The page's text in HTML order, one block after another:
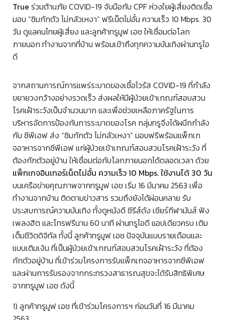
True ร่วมต้านภัย COVID-19 จับมือกับ CPF ห่วงใยผู้เสี่ยงติดเชื้อ
มอบ “ซิมกักตัว ไม่กลัวเหงา” ฟรีเน็ตไม่อั้น ความเร็ว 10 Mbps. 30
วัน ดูแลคนไทยผู้เสี่ยง และลูกค้าทรูมูฟ เอช ให้เชื่อมต่อโลก
ภายนอก ทำงานจากที่บ้าน พร้อมเข้าถึงทุกความบันเทิงผ่านทรูไอ
ดี
จากสถานการณ์การแพร่ระบาดของเชื้อไวรัส COVID-19 ที่กำลัง
ขยายวงกว้างอย่างรวดเร็ว ส่งผลให้มีผู้ป่วยเข้าเกณฑ์สอบสวน
โรคเฝ้าระวังเป็นจำนวนมาก และเพื่อช่วยเหลือภาครัฐในการ
บริหารจัดการป้องกันการระบาดของโรค กลุ่มทรูจึงได้ผนึกกำลัง
กับ ซีพีเอฟ ส่ง “ซิมกักตัว ไม่กลัวเหงา” มอบฟรีพร้อมแพ็กเก
จอาหารจากซีพีเอฟ แก่ผู้ป่วยเข้าเกณฑ์สอบสวนโรคเฝ้าระวัง ที่
ต้องกักตัวอยู่บ้าน ให้เชื่อมต่อกับโลกภายนอกได้ตลอดเวลา ด้วย
แพ็กเกจอินเทอร์เน็ตไม่อั้น ความเร็ว 10 Mbps. ใช้งานได้ 30 วัน
บนเครือข่ายคุณภาพจากทรูมูฟ เอช เริ่ม 16 มีนาคม 2563 เพื่อ
ทำงานจากบ้าน ติดตามข่าวสาร รวมถึงยังได้ผ่อนคลาย รับ
ประสบการณ์ความบันเทิง ทั้งดูหนังดี ซีรีส์ดัง เชียร์กีฬามันส์ ฟัง
เพลงฮิต และโทรฟรีนาน 60 นาที ผ่านทรูไอดี แอปเดียวครบ เติม
เต็มชีวิตดิจิทัล ทั้งนี้ ลูกค้าทรูมูฟ เอช ปัจจุบันแบบรายเดือนและ
แบบเติมเงิน ที่เป็นผู้ป่วยเข้าเกณฑ์สอบสวนโรคเฝ้าระวัง ที่ต้อง
กักตัวอยู่บ้าน ที่เข้าร่วมโครงการรับแพ็กเกจอาหารจากซีพีเอฟ
และผ่านการรับรองจากกระทรวงสาธารณสุขจะได้รับสิทธิพิเศษ
จากทรูมูฟ เอช ดังนี้
1) ลูกค้าทรูมูฟ เอช ที่เข้าร่วมโครงการฯ ก่อนวันที่ 16 มีนาคม